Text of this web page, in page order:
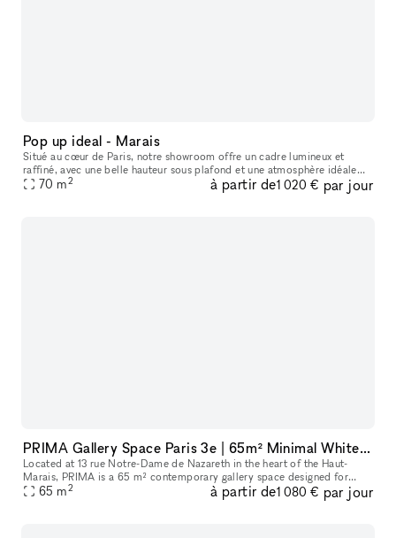
Pop up ideal - Marais
Situé au cœur de Paris, notre showroom offre un cadre lumineux et
raffiné, avec une belle hauteur sous plafond et une atmosphère idéale
pour accueillir des marques, des collections et des événements
70 m2 à partir de1 020 € par jour
PRIMA Gallery Space Paris 3e | 65m² Minimal White Cube in Haut-Marais
Located at 13 rue Notre-Dame de Nazareth in the heart of the Haut-
Marais, PRIMA is a 65 m² contemporary gallery space designed for
exhibitions, pop-ups, showrooms, fashion presentations, castings, ev
65 m2 à partir de1 080 € par jour